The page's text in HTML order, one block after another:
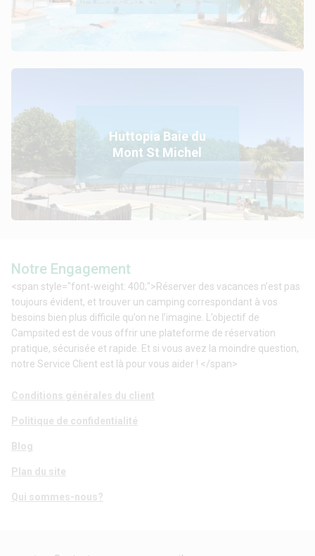
Huttopia Baie du
Mont St Michel
Notre Engagement
<span style="font-weight: 400;">Réserver des vacances n’est pas
toujours évident, et trouver un camping correspondant à vos
besoins bien plus difficile qu’on ne l’imagine. L’objectif de
Campsited est de vous offrir une plateforme de réservation
pratique, sécurisée et rapide. Et si vous avez la moindre question,
notre Service Client est là pour vous aider ! </span>
Conditions générales du client
Politique de confidentialité
Blog
Plan du site
Qui sommes-nous?